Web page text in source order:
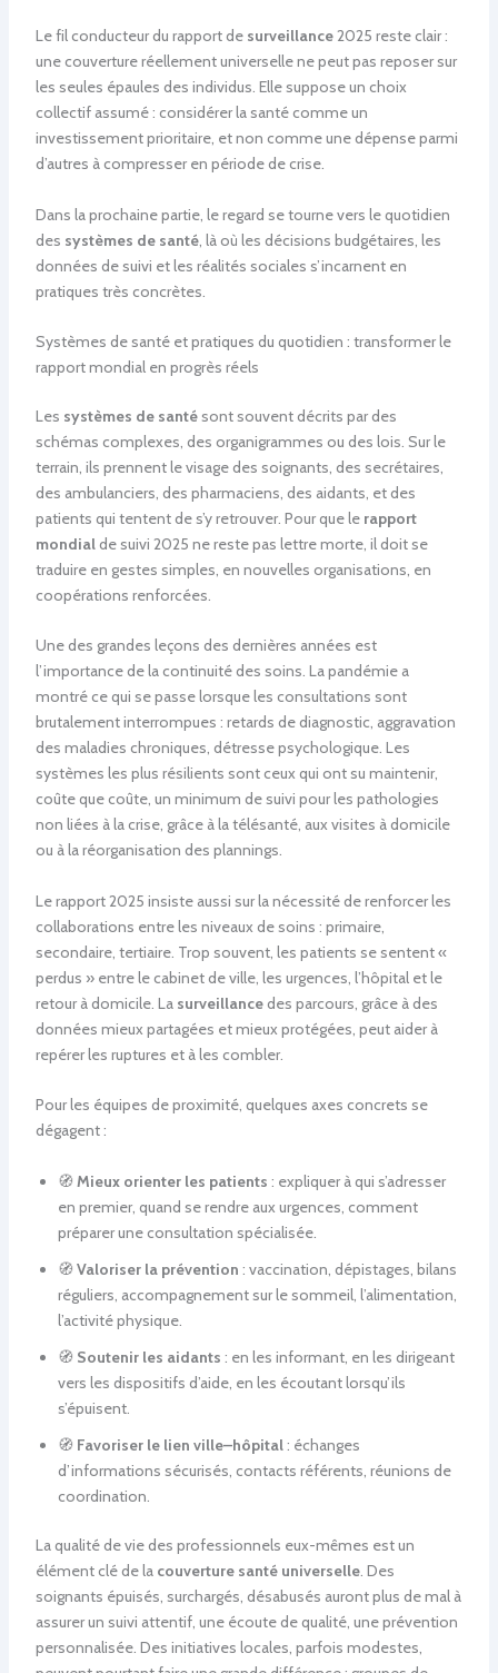
Le fil conducteur du rapport de surveillance2025 reste clair :
une couverture réellement universelle ne peut pas reposer sur
les seules épaules des individus. Elle suppose un choix
collectif assumé : considérer la santé comme un
investissement prioritaire, et non comme une dépense parmi
d’autres à compresser en période de crise.
Dans la prochaine partie, le regard se tourne vers le quotidien
des systèmes de santé, là où les décisions budgétaires, les
données de suivi et les réalités sociales s’incarnent en
pratiques très concrètes.
Systèmes de santé et pratiques du quotidien : transformer le
rapport mondial en progrès réels
Les systèmes de santésont souvent décrits par des
schémas complexes, des organigrammes ou des lois. Sur le
terrain, ils prennent le visage des soignants, des secrétaires,
des ambulanciers, des pharmaciens, des aidants, et des
patients qui tentent de s’y retrouver. Pour que le rapport
mondialde suivi 2025 ne reste pas lettre morte, il doit se
traduire en gestes simples, en nouvelles organisations, en
coopérations renforcées.
Une des grandes leçons des dernières années est
l’importance de la continuité des soins. La pandémie a
montré ce qui se passe lorsque les consultations sont
brutalement interrompues : retards de diagnostic, aggravation
des maladies chroniques, détresse psychologique. Les
systèmes les plus résilients sont ceux qui ont su maintenir,
coûte que coûte, un minimum de suivi pour les pathologies
non liées à la crise, grâce à la télésanté, aux visites à domicile
ou à la réorganisation des plannings.
Le rapport 2025 insiste aussi sur la nécessité de renforcer les
collaborations entre les niveaux de soins : primaire,
secondaire, tertiaire. Trop souvent, les patients se sentent «
perdus » entre le cabinet de ville, les urgences, l’hôpital et le
retour à domicile. La surveillancedes parcours, grâce à des
données mieux partagées et mieux protégées, peut aider à
repérer les ruptures et à les combler.
Pour les équipes de proximité, quelques axes concrets se
dégagent :
🧭 Mieux orienter les patients : expliquer à qui s’adresser
en premier, quand se rendre aux urgences, comment
préparer une consultation spécialisée.
🧭 Valoriser la prévention : vaccination, dépistages, bilans
réguliers, accompagnement sur le sommeil, l’alimentation,
l’activité physique.
🧭 Soutenir les aidants : en les informant, en les dirigeant
vers les dispositifs d’aide, en les écoutant lorsqu’ils
s’épuisent.
🧭 Favoriser le lien ville–hôpital: échanges
d’informations sécurisés, contacts référents, réunions de
coordination.
La qualité de vie des professionnels eux-mêmes est un
élément clé de la couverture santé universelle. Des
soignants épuisés, surchargés, désabusés auront plus de mal à
assurer un suivi attentif, une écoute de qualité, une prévention
personnalisée. Des initiatives locales, parfois modestes,